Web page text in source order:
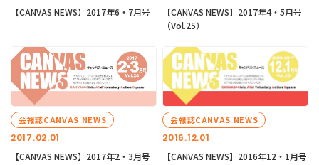
【CANVAS NEWS】2017年6・7月号
【CANVAS NEWS】2017年4・5月号
（Vol.25）
2017.02.01
会報誌CANVAS NEWS
【CANVAS NEWS】2017年2・3月号
2016.12.01
会報誌CANVAS NEWS
【CANVAS NEWS】2016年12・1月号